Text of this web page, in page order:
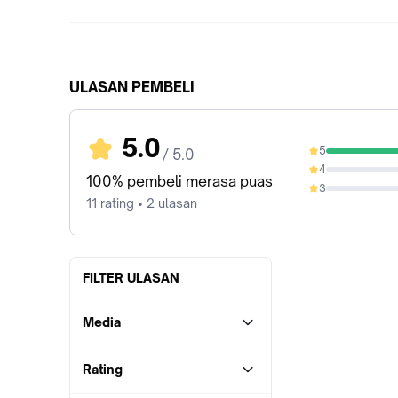
ULASAN PEMBELI
5.0 / 5.0
100% pembeli merasa puas
11 rating • 2 ulasan
5
100%
4
0%
3
0%
FILTER ULASAN
Media
Rating